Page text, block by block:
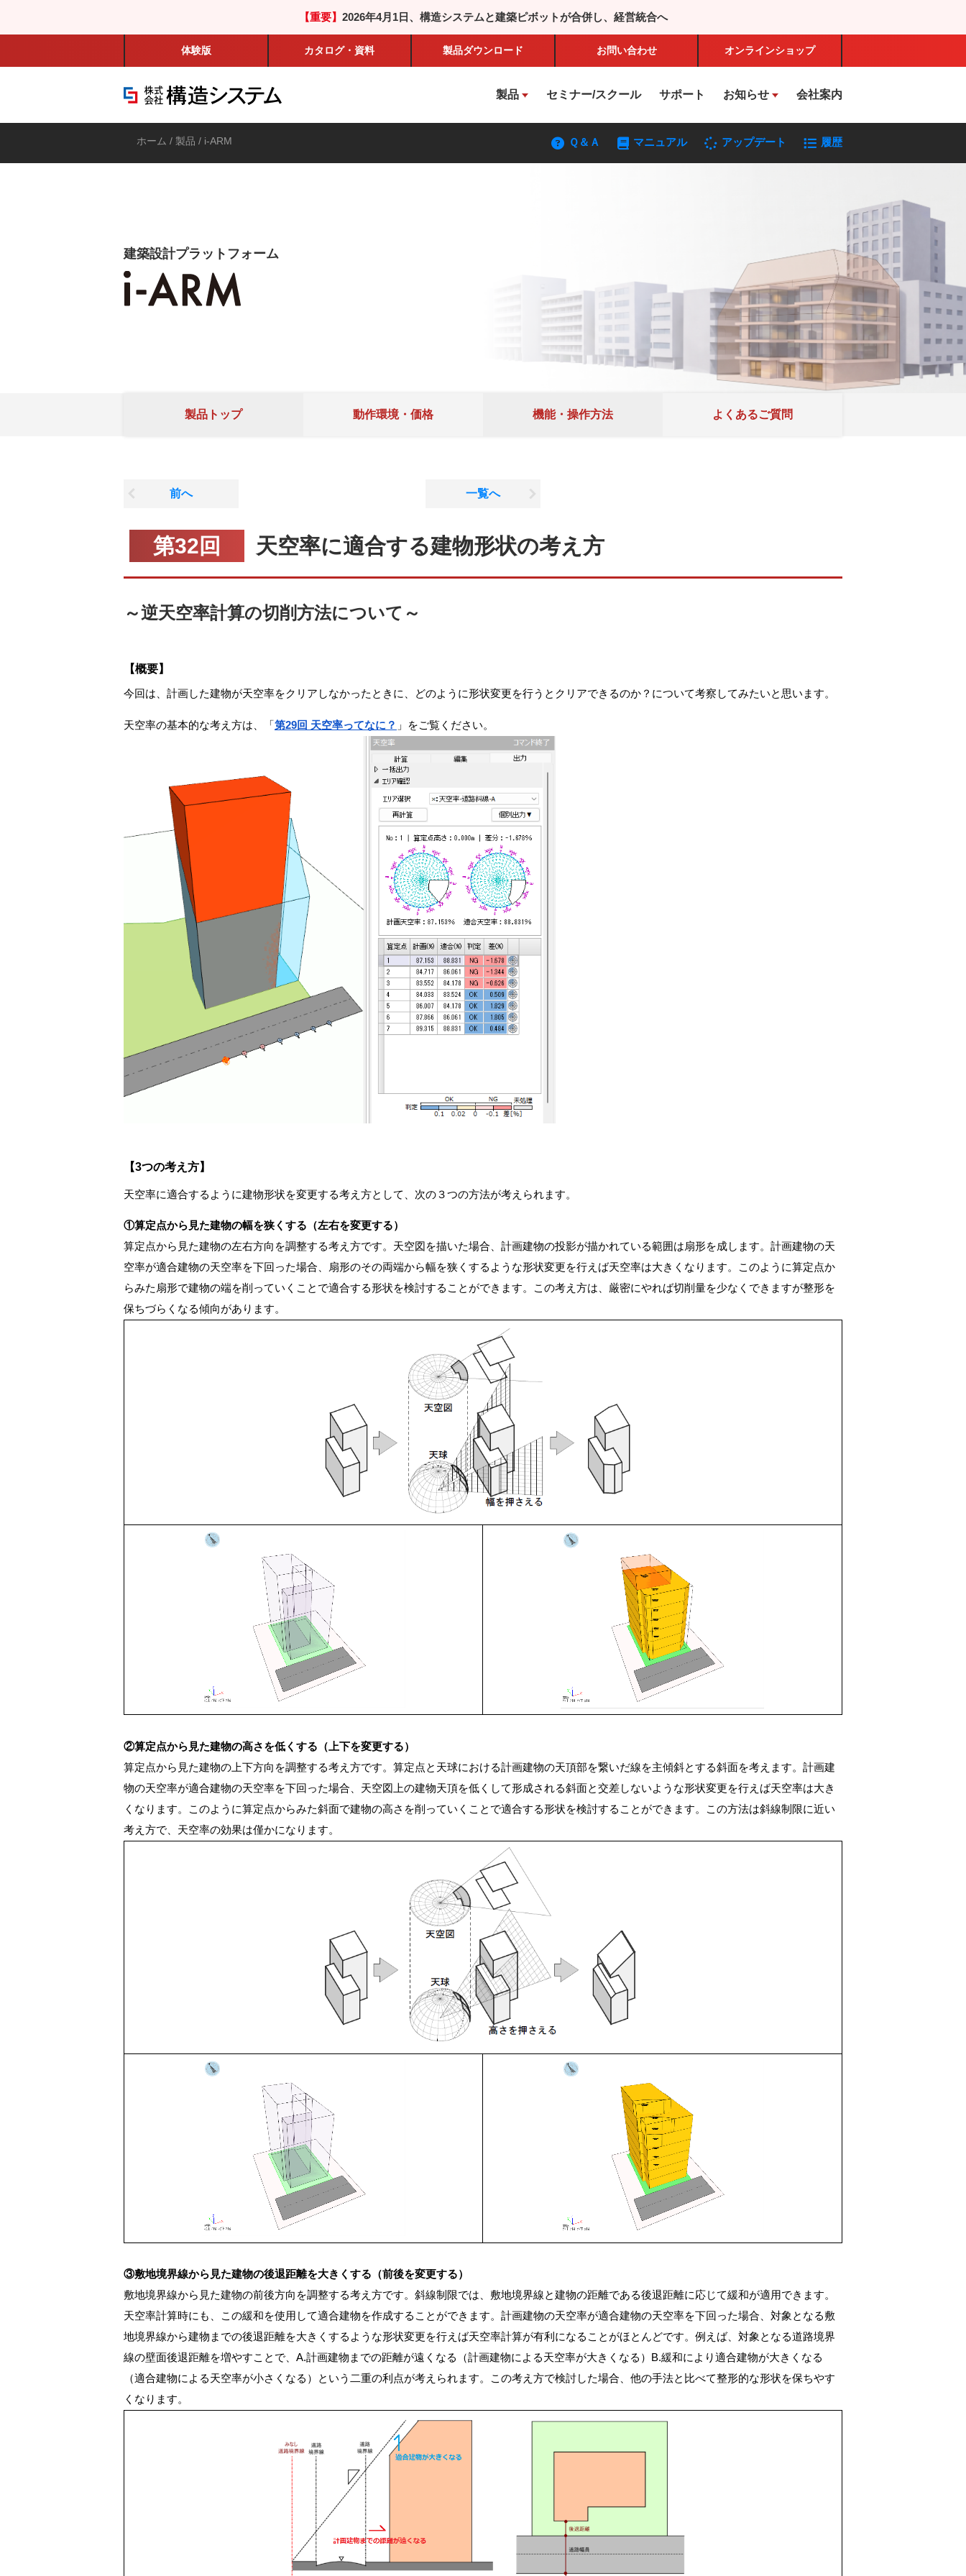
【重要】 2026年4月1日、構造システムと建築ピボットが合併し、経営統合へ
体験版 カタログ・資料 製品ダウンロード お問い合わせ オンラインショップ
製品 セミナー/スクール サポート お知らせ 会社案内
ホーム / 製品 / i-ARM Ｑ＆Ａ マニュアル アップデート 履歴
建築設計プラットフォーム
製品トップ 動作環境・価格 機能・操作方法 よくあるご質問
前へ 一覧へ
第32回 天空率に適合する建物形状の考え方
～逆天空率計算の切削方法について～
【概要】
今回は、計画した建物が天空率をクリアしなかったときに、どのように形状変更を行うとクリアできるのか？について考察してみたいと思います。
天空率の基本的な考え方は、「 第29回 天空率ってなに？ 」をご覧ください。
【3つの考え方】
天空率に適合するように建物形状を変更する考え方として、次の３つの方法が考えられます。
①算定点から見た建物の幅を狭くする（左右を変更する）
算定点から見た建物の左右方向を調整する考え方です。天空図を描いた場合、計画建物の投影が描かれている範囲は扇形を成します。計画建物の天
空率が適合建物の天空率を下回った場合、扇形のその両端から幅を狭くするような形状変更を行えば天空率は大きくなります。このように算定点か
らみた扇形で建物の端を削っていくことで適合する形状を検討することができます。この考え方は、厳密にやれば切削量を少なくできますが整形を
保ちづらくなる傾向があります。
②算定点から見た建物の高さを低くする（上下を変更する）
算定点から見た建物の上下方向を調整する考え方です。算定点と天球における計画建物の天頂部を繋いだ線を主傾斜とする斜面を考えます。計画建
物の天空率が適合建物の天空率を下回った場合、天空図上の建物天頂を低くして形成される斜面と交差しないような形状変更を行えば天空率は大き
くなります。このように算定点からみた斜面で建物の高さを削っていくことで適合する形状を検討することができます。この方法は斜線制限に近い
考え方で、天空率の効果は僅かになります。
③敷地境界線から見た建物の後退距離を大きくする（前後を変更する）
敷地境界線から見た建物の前後方向を調整する考え方です。斜線制限では、敷地境界線と建物の距離である後退距離に応じて緩和が適用できます。
天空率計算時にも、この緩和を使用して適合建物を作成することができます。計画建物の天空率が適合建物の天空率を下回った場合、対象となる敷
地境界線から建物までの後退距離を大きくするような形状変更を行えば天空率計算が有利になることがほとんどです。例えば、対象となる道路境界
線の壁面後退距離を増やすことで、A.計画建物までの距離が遠くなる（計画建物による天空率が大きくなる）B.緩和により適合建物が大きくなる
（適合建物による天空率が小さくなる）という二重の利点が考えられます。この考え方で検討した場合、他の手法と比べて整形的な形状を保ちやす
くなります。